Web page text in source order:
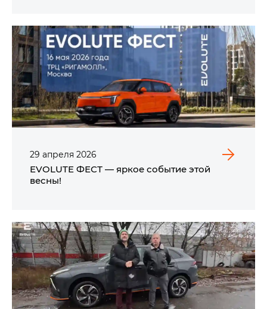
29 апреля 2026
EVOLUTE ФЕСТ — яркое событие этой
весны!